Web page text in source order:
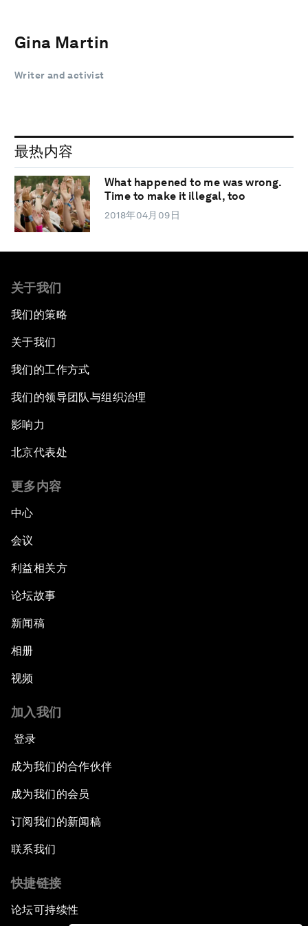
Gina Martin
Writer and activist
最热内容
What happened to me was wrong.
Time to make it illegal, too
2018年04月09日
关于我们
我们的策略
关于我们
我们的工作方式
我们的领导团队与组织治理
影响力
北京代表处
更多内容
中心
会议
利益相关方
论坛故事
新闻稿
相册
视频
加入我们
登录
成为我们的合作伙伴
成为我们的会员
订阅我们的新闻稿
联系我们
快捷链接
论坛可持续性